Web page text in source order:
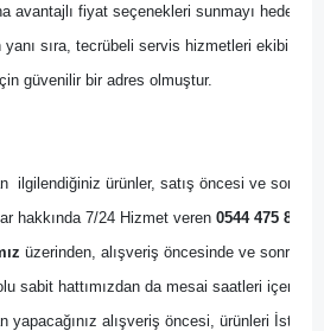
avantajlı fiyat seçenekleri sunmayı
yanı sıra, tecrübeli servis hizmetleri ekibi ile
güvenilir bir adres olmuştur.
ilgilendiğiniz ürünler, satış öncesi ve
hakkında 7/24 Hizmet veren 0544 475 82
üzerinden, alışveriş öncesinde ve
sabit hattımızdan da mesai saatleri
yapacağınız alışveriş öncesi, ürünleri